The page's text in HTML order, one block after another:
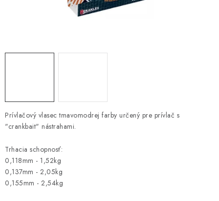
PRÍVLAČ
PRÚTY
KONTAKTY
ZNAČKY
Navštívte našu predajňu vo Dvoroch nad Žitavou »
Prívlačový vlasec tmavomodrej farby určený pre prívlač s
"crankbait" nástrahami.
Trhacia schopnosť:
0,118mm - 1,52kg
0,137mm - 2,05kg
0,155mm - 2,54kg